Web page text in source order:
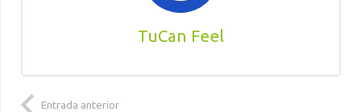
TuCan Feel
Entrada anterior